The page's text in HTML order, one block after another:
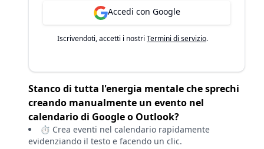
Accedi con Google
Iscrivendoti, accetti i nostri Termini di servizio.
Stanco di tutta l'energia mentale che sprechi
creando manualmente un evento nel
calendario di Google o Outlook?
⏱️ Crea eventi nel calendario rapidamente
evidenziando il testo e facendo un clic.